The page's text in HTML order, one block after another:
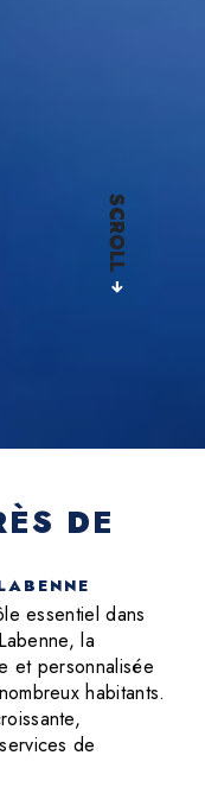
SCROLL
DE
essentiel dans
la
et personnalisée
habitants.
de